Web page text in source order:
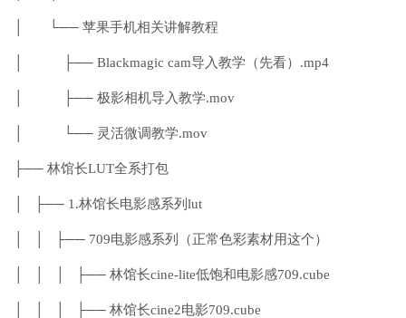
│ └── 苹果手机相关讲解教程
│ ├── Blackmagic cam导入教学（先看）.mp4
│ ├── 极影相机导入教学.mov
│ └── 灵活微调教学.mov
├── 林馆长LUT全系打包
│ ├── 1.林馆长电影感系列lut
│ │ ├── 709电影感系列（正常色彩素材用这个）
│ │ │ ├── 林馆长cine-lite低饱和电影感709.cube
│ │ │ ├── 林馆长cine2电影709.cube